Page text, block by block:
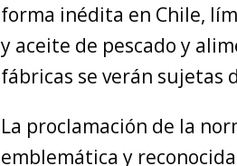
forma inédita en Chile,
y aceite de pescado y
fábricas se verán sujetas
La proclamación de la
emblemática y